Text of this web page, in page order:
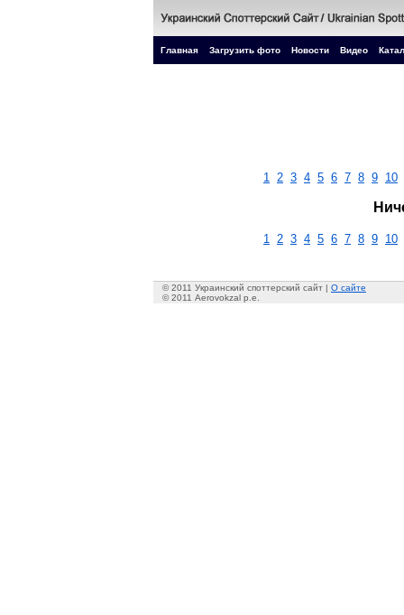
Главная Загрузить фото Новости Видео
1 2 3 4 5 6 7 8 9 10
1 2 3 4 5 6 7 8 9 10
© 2011 Украинский споттерский сайт | О сайте
© 2011 Aerovokzal p.e.